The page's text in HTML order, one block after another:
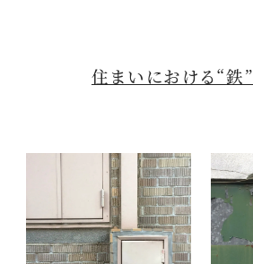
住まいにおける“鉄